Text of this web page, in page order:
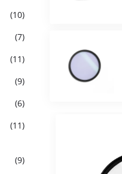
(10)
(7)
(11)
(9)
(6)
(11)
(9)